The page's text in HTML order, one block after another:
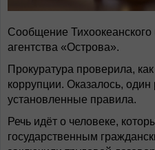
Сообщение
агентства «Острова».
Прокуратура проверила,
коррупции. Оказалось,
установленные правила.
Речь идёт о человеке,
государственным